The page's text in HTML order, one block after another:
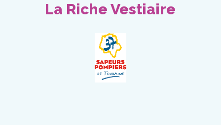
La Riche Vestiaire